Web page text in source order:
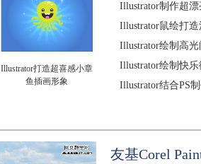
Illustrator打造超喜感小章
鱼插画形象
Illustrator制作超
Illustrator鼠绘打
Illustrator绘制高
Illustrator绘制快
Illustrator结合PS
友基Corel